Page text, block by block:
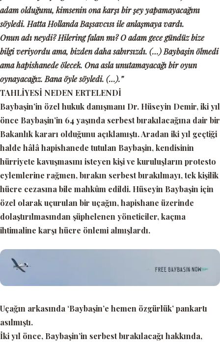
adam olduğunu, kimsenin ona karşı bir şey yapamayacağını
söyledi. Hatta Hollanda Başsavcısı ile anlaşmaya vardı.
Onun adı neydi? Hilering falan mı? O adam gece gündüz bize
bilgi veriyordu ama, bizden daha sabırsızdı. (…) Baybaşin ölmedi
ama hapishanede ölecek. Ona asla unutamayacağı bir oyun
oynayacağız. Bana öyle söyledi. (…).”
TAHLİYESİ NEDEN ERTELENDİ
Baybaşin’in özel hukuk danışmanı Dr. Hüseyin Demir, iki yıl
önce Baybaşin’in 64 yaşında serbest bırakılacağına dair bir
Bakanlık kararı olduğunu açıklamıştı. Aradan iki yıl geçtiği
halde hâlâ hapishanede tutulan Baybaşin, kendisinin
hürriyete kavuşmasını isteyen kişi ve kuruluşların protesto
eylemlerine rağmen, bırakın serbest bırakılmayı, tek kişilik
hücre cezasına bile mahkûm edildi. Hüseyin Baybaşin için
özel olarak uçurulan bir uçağın, hapishane üzerinde
dolaştırılmasından şüphelenen yöneticiler, kaçma
ihtimaline karşı hücre önlemi almışlardı.
Uçağın arkasında ‘Baybaşin’e hemen özgürlük’pankartı
asılmıştı.
İki yıl önce, Baybaşin’in serbest bırakılacağı hakkında,